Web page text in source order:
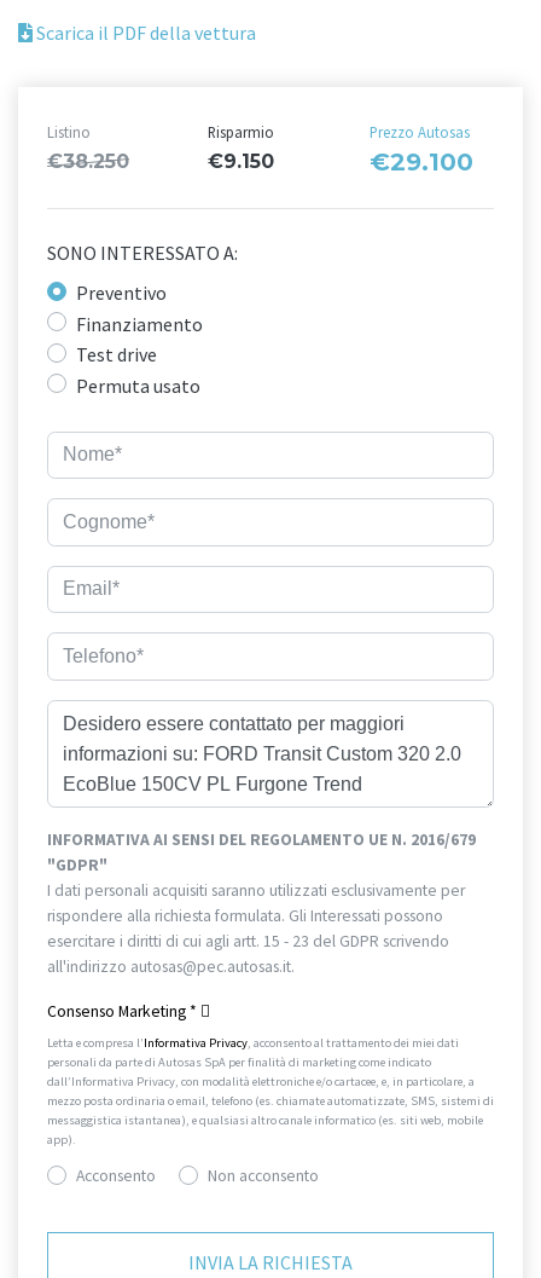
Scarica il PDF della vettura
Listino
€38.250
Risparmio
€9.150
Prezzo Autosas
€29.100
SONO INTERESSATO A:
Preventivo
Finanziamento
Test drive
Permuta usato
INFORMATIVA AI SENSI DEL REGOLAMENTO UE N. 2016/679
"GDPR"
I dati personali acquisiti saranno utilizzati esclusivamente per
rispondere alla richiesta formulata. Gli Interessati possono
esercitare i diritti di cui agli artt. 15 - 23 del GDPR scrivendo
all'indirizzo autosas@pec.autosas.it.
Consenso Marketing *
Letta e compresa l’Informativa Privacy, acconsento al trattamento dei miei dati
personali da parte di Autosas SpA per finalità di marketing come indicato
dall’Informativa Privacy, con modalità elettroniche e/o cartacee, e, in particolare, a
mezzo posta ordinaria o email, telefono (es. chiamate automatizzate, SMS, sistemi di
messaggistica istantanea), e qualsiasi altro canale informatico (es. siti web, mobile
app).
Acconsento Non acconsento